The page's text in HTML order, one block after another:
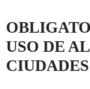
USO DE
CIUDADES